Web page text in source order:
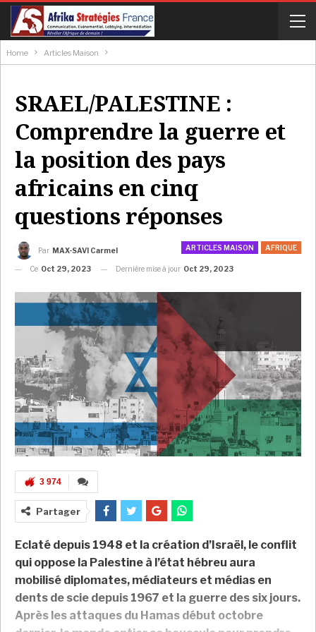
Home Articles Maison
SRAEL/PALESTINE :
Comprendre la guerre et
la position des pays
africains en cinq
questions réponses
ARTICLES MAISON AFRIQUE
Par MAX-SAVI Carmel
Ce Oct 29, 2023 Dernière mise à jour Oct 29, 2023
3 974
Partager
Eclaté depuis 1948 et la création d’Israël, le conflit
qui oppose la Palestine à l’état hébreu aura
mobilisé diplomates, médiateurs et médias en
dents de scie depuis 1967 et la guerre des six jours.
Après les attaques du Hamas début octobre